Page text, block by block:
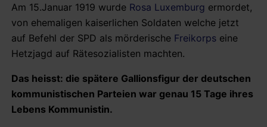
Am 15.Januar 1919 wurde Rosa Luxemburg ermordet,
von ehemaligen kaiserlichen Soldaten welche jetzt
auf Befehl der SPD als mörderische Freikorps eine
Hetzjagd auf Rätesozialisten machten.
Das heisst: die spätere Gallionsfigur der deutschen
kommunistischen Parteien war genau 15 Tage ihres
Lebens Kommunistin.